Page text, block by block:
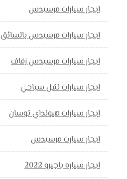
ايجار سيارات مرسيدس
ايجار سيارات مرسيدس بالسائق
ايجار سيارات مرسيدس زفاف
ايجار سيارات نقل سياحي
ايجار سيارات هيونداي توسان
ايجار سيارت مرسيدس
ايجار سياره باجيرو 2022